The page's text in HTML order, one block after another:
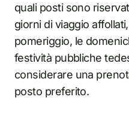
quali posti sono
giorni di viaggio
pomeriggio, le
festività pubbliche
considerare una
posto preferito.